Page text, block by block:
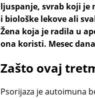
ljuspanje, svrab koji je
i biološke lekove ali
Žena koja je radila u
ona koristi. Mesec
Zašto ovaj
Psorijaza je autoimuna